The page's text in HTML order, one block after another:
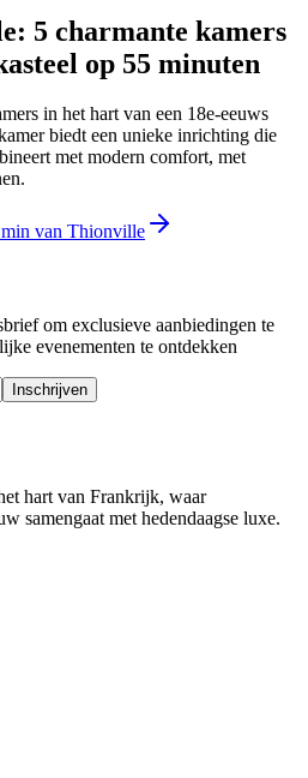
5 charmante kamers
op 55 minuten
in het hart van een 18e-eeuws
biedt een unieke inrichting die
met modern comfort, met
van Thionville
om exclusieve aanbiedingen te
evenementen te ontdekken
Inschrijven
hart van Frankrijk, waar
samengaat met hedendaagse luxe.